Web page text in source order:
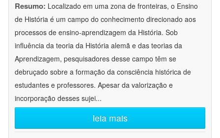
Resumo: Localizado em uma zona de fronteiras, o Ensino
de História é um campo do conhecimento direcionado aos
processos de ensino-aprendizagem da História. Sob
influência da teoria da História alemã e das teorias da
Aprendizagem, pesquisadores desse campo têm se
debruçado sobre a formação da consciência histórica de
estudantes e professores. Apesar da valorização e
incorporação desses sujei...
leia mais